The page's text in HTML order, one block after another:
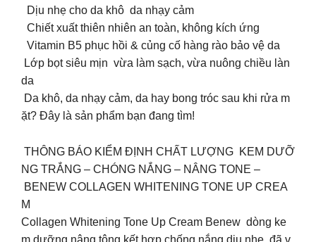
Dịu nhẹ cho da khô da nhạy cảm
Chiết xuất thiên nhiên an toàn, không kích ứng
Vitamin B5 phục hồi & củng cố hàng rào bảo vệ da
Lớp bọt siêu mịn vừa làm sạch, vừa nuông chiều làn
da
Da khô, da nhạy cảm, da hay bong tróc sau khi rửa m
ặt? Đây là sản phẩm bạn đang tìm!
THÔNG BÁO KIỂM ĐỊNH CHẤT LƯỢNG KEM DƯỠ
NG TRẮNG – CHÓNG NẮNG – NÂNG TONE –
BENEW COLLAGEN WHITENING TONE UP CREA
M
Collagen Whitening Tone Up Cream Benew dòng ke
m dưỡng nâng tông kết hợp chống nắng dịu nhẹ đã v